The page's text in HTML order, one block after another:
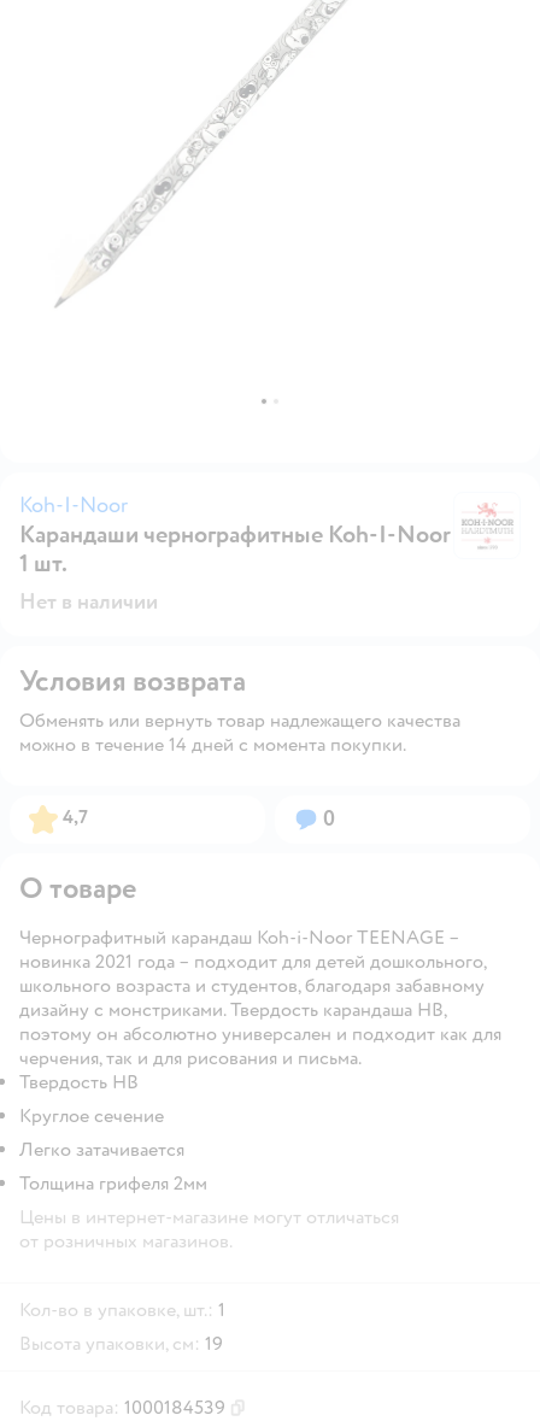
Koh-I-Noor
Карандаши чернографитные Koh-I-Noor
1 шт.
Нет в наличии
Условия возврата
Обменять или вернуть товар надлежащего качества
можно в течение 14 дней с момента покупки.
Рейтинг:
4,7 Вопросов:
0
О товаре
Чернографитный карандаш Koh-i-Noor TEENAGE –
новинка 2021 года – подходит для детей дошкольного,
школьного возраста и студентов, благодаря забавному
дизайну с монстриками. Твердость карандаша HB,
поэтому он абсолютно универсален и подходит как для
черчения, так и для рисования и письма.
Твердость HB
Круглое сечение
Легко затачивается
Толщина грифеля 2мм
Цены в интернет-магазине могут отличаться
от розничных магазинов.
Кол-во в упаковке, шт.: 1
Высота упаковки, см: 19
Код товара: 1000184539